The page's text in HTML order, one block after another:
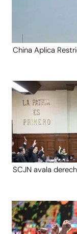
China Aplica
SCJN avala